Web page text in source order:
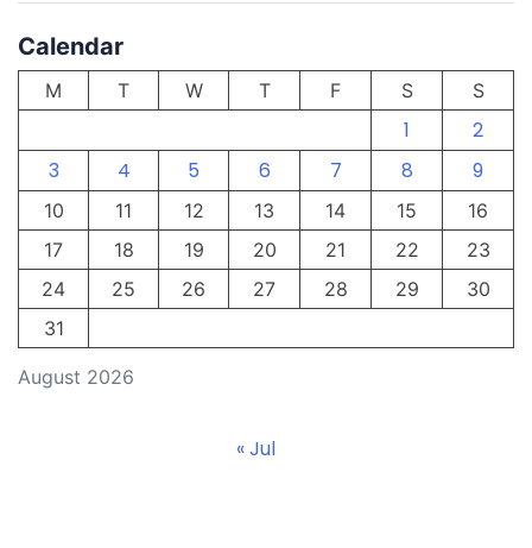
Calendar
August 2026
M T W T F S S
1
2
3
4 5 6 7 8 9
10 11 12 13 14 15
16
17
18 19 20 21 22
23
24
25 26 27 28 29
30
31
« Jul